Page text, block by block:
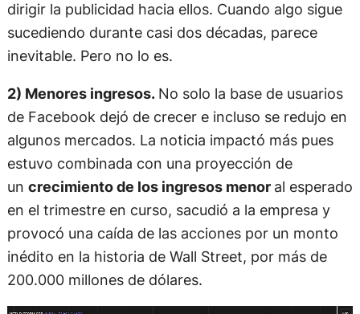
dirigir la publicidad hacia ellos. Cuando algo sigue
sucediendo durante casi dos décadas, parece
inevitable. Pero no lo es.
2) Menores ingresos. No solo la base de usuarios
de Facebook dejó de crecer e incluso se redujo en
algunos mercados. La noticia impactó más pues
estuvo combinada con una proyección de
un crecimiento de los ingresos menor al esperado
en el trimestre en curso, sacudió a la empresa y
provocó una caída de las acciones por un monto
inédito en la historia de Wall Street, por más de
200.000 millones de dólares.